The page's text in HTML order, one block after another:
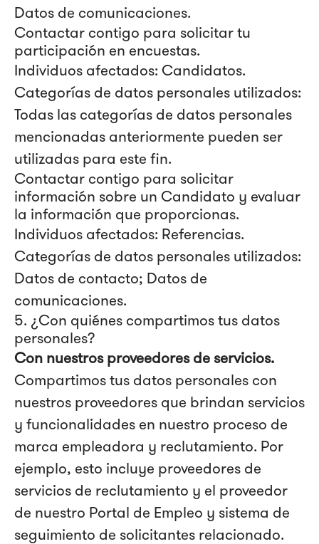
Datos de comunicaciones.
Contactar contigo para solicitar tu
participación en encuestas.
Individuos afectados: Candidatos.
Categorías de datos personales utilizados:
Todas las categorías de datos personales
mencionadas anteriormente pueden ser
utilizadas para este fin.
Contactar contigo para solicitar
información sobre un Candidato y evaluar
la información que proporcionas.
Individuos afectados: Referencias.
Categorías de datos personales utilizados:
Datos de contacto; Datos de
comunicaciones.
5. ¿Con quiénes compartimos tus datos
personales?
Con nuestros proveedores de servicios.
Compartimos tus datos personales con
nuestros proveedores que brindan servicios
y funcionalidades en nuestro proceso de
marca empleadora y reclutamiento. Por
ejemplo, esto incluye proveedores de
servicios de reclutamiento y el proveedor
de nuestro Portal de Empleo y sistema de
seguimiento de solicitantes relacionado.